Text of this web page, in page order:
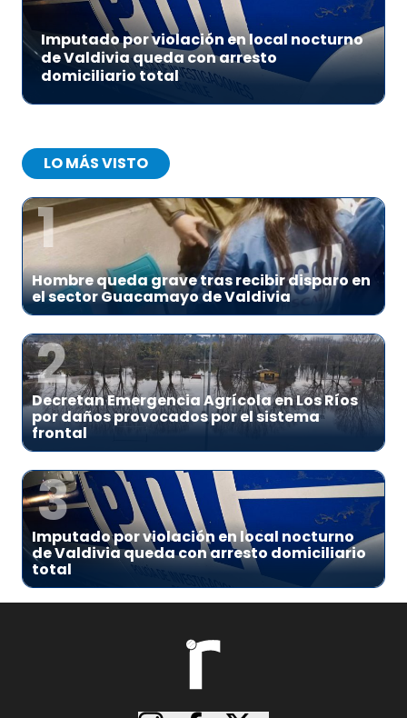
Imputado por violación en local nocturno
de Valdivia queda con arresto
domiciliario total
LO MÁS VISTO
1
Hombre queda grave tras recibir disparo en
el sector Guacamayo de Valdivia
2
Decretan Emergencia Agrícola en Los Ríos
por daños provocados por el sistema
frontal
3
Imputado por violación en local nocturno
de Valdivia queda con arresto domiciliario
total